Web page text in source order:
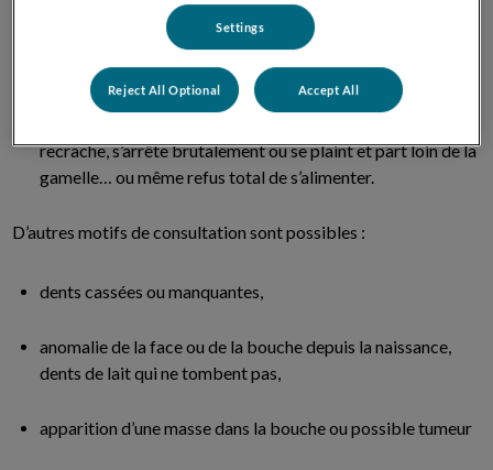
saignements de la cavité buccale,
refus de se laisser câliner le visage,
recrache, s’arrête brutalement ou se plaint et part loin de la
gamelle… ou même refus total de s’alimenter.
D’autres motifs de consultation sont possibles :
dents cassées ou manquantes,
anomalie de la face ou de la bouche depuis la naissance,
dents de lait qui ne tombent pas,
apparition d’une masse dans la bouche ou possible tumeur
Settings
Reject All Optional Accept All